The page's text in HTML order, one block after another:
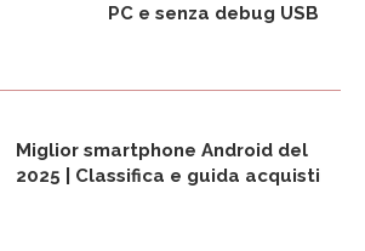
PC e senza debug USB
Miglior smartphone Android del
2025 | Classifica e guida acquisti